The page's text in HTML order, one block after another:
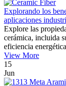
Explorando los
aplicaciones
Explore las
cerámica, incluida
eficiencia
View More
15
Jun